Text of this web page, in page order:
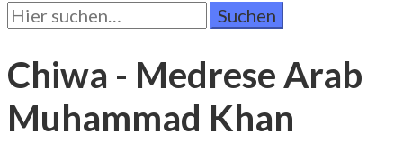
Suchen
Sie
Chiwa - Medrese Arab
Muhammad Khan